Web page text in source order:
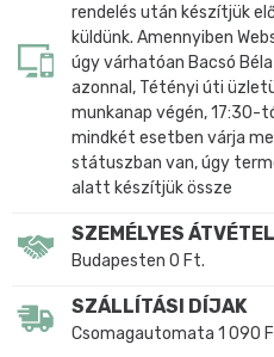
rendelés után készítjük
küldünk. Amennyiben
úgy várhatóan Bacsó
azonnal, Tétényi úti
munkanap végén,
mindkét esetben várja
státuszban van, úgy
alatt készítjük össze
SZEMÉLYES ÁTVÉTEL
Budapesten 0 Ft.
SZÁLLÍTÁSI DÍJAK
Csomagautomata 1 090